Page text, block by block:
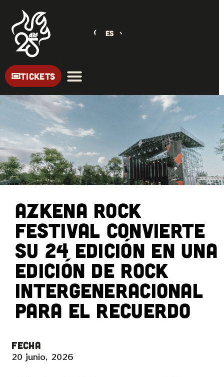
ES
TICKETS
Azkena Rock
Festival convierte
su 24 edición en una
edición de rock
intergeneracional
para el recuerdo
FECHA
20 junio, 2026